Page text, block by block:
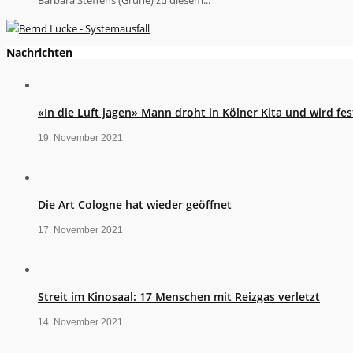
Nachrichten
«In die Luft jagen» Mann droht in Kölner Kita und wird
19. November 2021
Die Art Cologne hat wieder geöffnet
17. November 2021
Streit im Kinosaal: 17 Menschen mit Reizgas verletzt
14. November 2021